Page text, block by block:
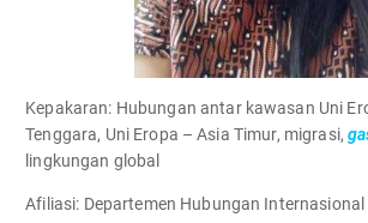
Kepakaran: Hubungan antar kawasan Uni
Tenggara, Uni Eropa – Asia Timur, migrasi,
lingkungan global
Afiliasi: Departemen Hubungan